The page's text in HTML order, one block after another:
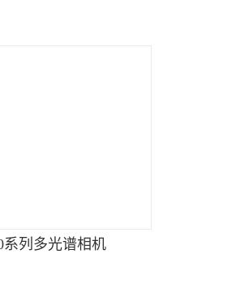
系列多光谱相机